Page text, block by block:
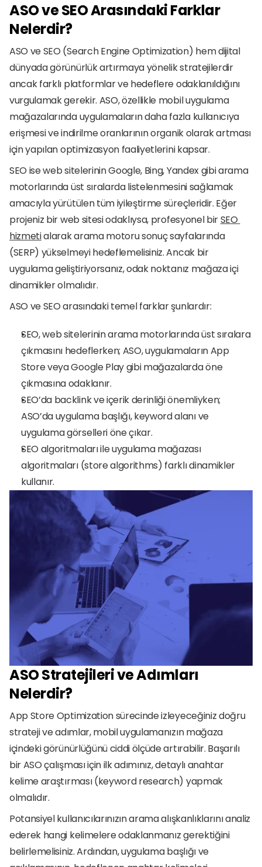
ASO ve SEO Arasındaki Farklar
Nelerdir?
ASO ve SEO (Search Engine Optimization) hem dijital
dünyada görünürlük artırmaya yönelik stratejilerdir
ancak farklı platformlar ve hedeflere odaklanıldığını
vurgulamak gerekir. ASO, özellikle mobil uygulama
mağazalarında uygulamaların daha fazla kullanıcıya
erişmesi ve indirilme oranlarının organik olarak artması
için yapılan optimizasyon faaliyetlerini kapsar.
SEO ise web sitelerinin Google, Bing, Yandex gibi arama
motorlarında üst sıralarda listelenmesini sağlamak
amacıyla yürütülen tüm iyileştirme süreçleridir. Eğer
projeniz bir web sitesi odaklıysa, profesyonel bir SEO
hizmeti alarak arama motoru sonuç sayfalarında
(SERP) yükselmeyi hedeflemelisiniz. Ancak bir
uygulama geliştiriyorsanız, odak noktanız mağaza içi
dinamikler olmalıdır.
ASO ve SEO arasındaki temel farklar şunlardır:
SEO, web sitelerinin arama motorlarında üst sıralara
çıkmasını hedeflerken; ASO, uygulamaların App
Store veya Google Play gibi mağazalarda öne
çıkmasına odaklanır.
SEO’da backlink ve içerik derinliği önemliyken;
ASO’da uygulama başlığı, keyword alanı ve
uygulama görselleri öne çıkar.
SEO algoritmaları ile uygulama mağazası
algoritmaları (store algorithms) farklı dinamikler
kullanır.
ASO Stratejileri ve Adımları
Nelerdir?
App Store Optimization sürecinde izleyeceğiniz doğru
strateji ve adımlar, mobil uygulamanızın mağaza
içindeki görünürlüğünü ciddi ölçüde artırabilir. Başarılı
bir ASO çalışması için ilk adımınız, detaylı anahtar
kelime araştırması (keyword research) yapmak
olmalıdır.
Potansiyel kullanıcılarınızın arama alışkanlıklarını analiz
ederek hangi kelimelere odaklanmanız gerektiğini
belirlemelisiniz. Ardından, uygulama başlığı ve